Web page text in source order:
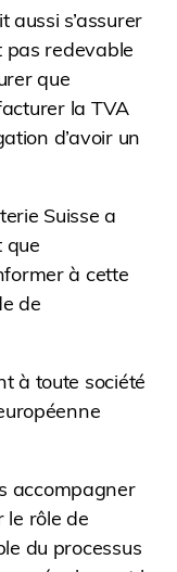
aussi s’assurer
pas redevable
que
la TVA
d’avoir un
Suisse a
que
à cette
de
à toute société
accompagner
le rôle de
du processus